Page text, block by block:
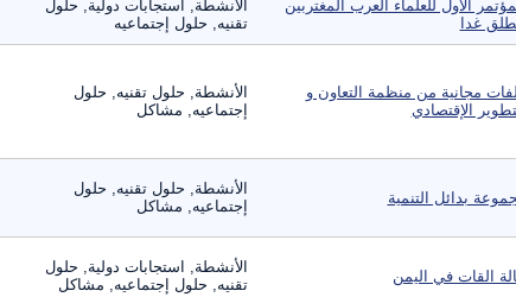
الاول للعلماء العرب المغتربين
غدا
الأنشطة, استجابات دولية, حلول
تقنيه, حلول إجتماعيه
مجانية من منظمة التعاون و
الإقتصادي
الأنشطة, حلول تقنيه, حلول
إجتماعيه, مشاكل
بدائل التنمية
الأنشطة, حلول تقنيه, حلول
إجتماعيه, مشاكل
القات في اليمن
الأنشطة, استجابات دولية, حلول
تقنيه, حلول إجتماعيه, مشاكل